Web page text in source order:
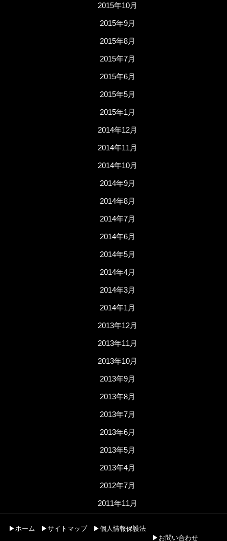
2015年10月
2015年9月
2015年8月
2015年7月
2015年6月
2015年5月
2015年1月
2014年12月
2014年11月
2014年10月
2014年9月
2014年8月
2014年7月
2014年6月
2014年5月
2014年4月
2014年3月
2014年1月
2013年12月
2013年11月
2013年10月
2013年9月
2013年8月
2013年7月
2013年6月
2013年5月
2013年4月
2012年7月
2011年11月
▶ホーム ▶サイトマップ
▶個人情報保護法
▶お問い合わせ